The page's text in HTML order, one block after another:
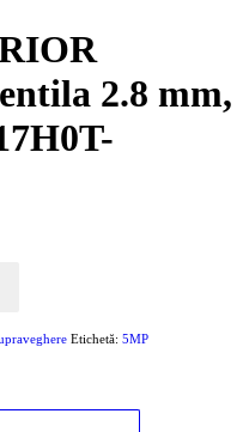
2.8 mm,
Etichetă: 5MP